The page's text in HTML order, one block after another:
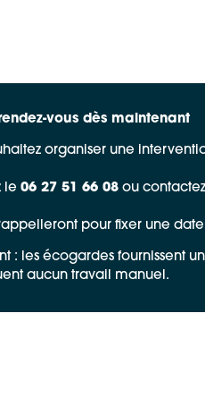
vous dès maintenant
organiser une
le 06 27 51 66 08ou
pour fixer une
: les écogardes fournissent
aucun travail manuel.